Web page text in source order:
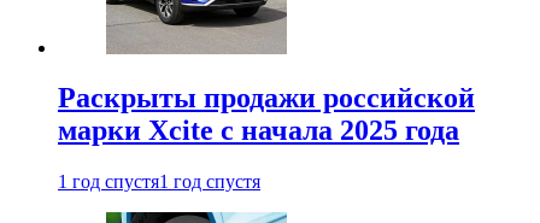
Раскрыты продажи российской
марки Xcite с начала 2025 года
1 год спустя1 год спустя